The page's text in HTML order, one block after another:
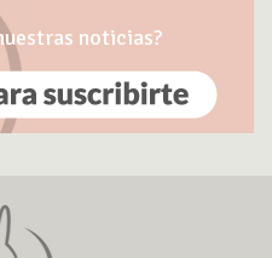
noticias?